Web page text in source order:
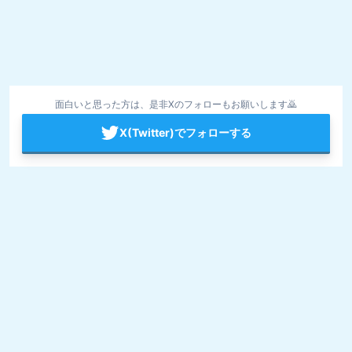
面白いと思った方は、是非Xのフォローもお願いします🙇
X(Twitter)でフォローする